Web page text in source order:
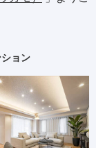
ョン